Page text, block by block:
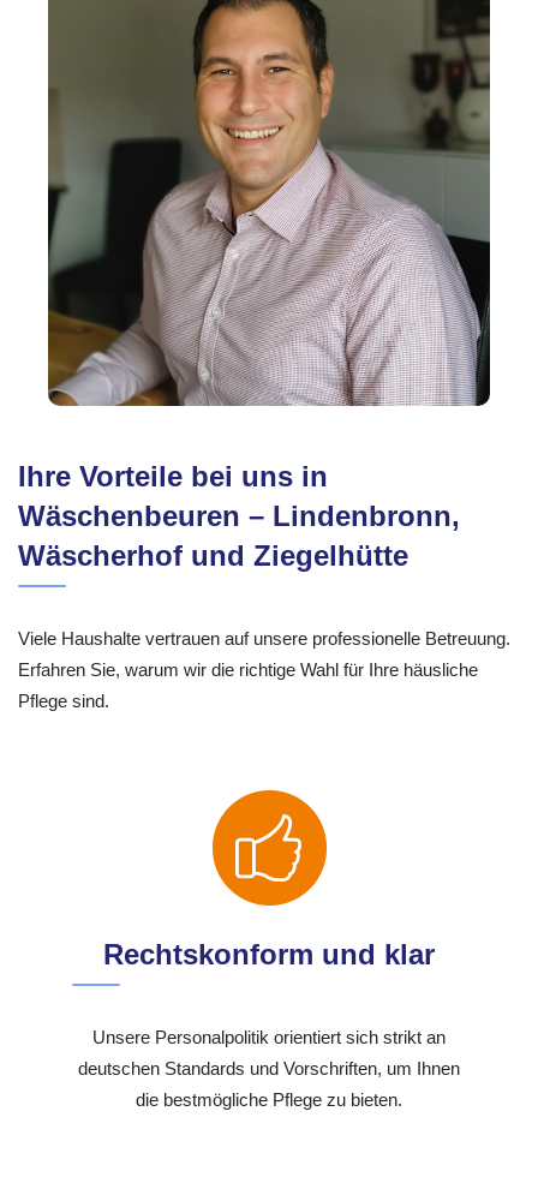
Ihre Vorteile bei uns in
Wäschenbeuren – Lindenbronn,
Wäscherhof und Ziegelhütte
Viele Haushalte vertrauen auf unsere professionelle Betreuung.
Erfahren Sie, warum wir die richtige Wahl für Ihre häusliche
Pflege sind.
Rechtskonform und klar
Unsere Personalpolitik orientiert sich strikt an
deutschen Standards und Vorschriften, um Ihnen
die bestmögliche Pflege zu bieten.